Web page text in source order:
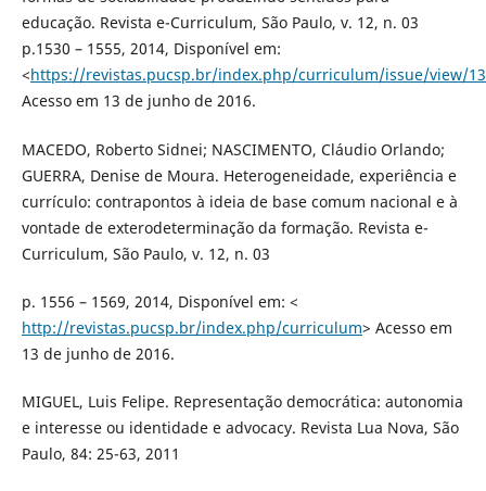
educação. Revista e-Curriculum, São Paulo, v. 12, n. 03
p.1530 – 1555, 2014, Disponível em:
<https://revistas.pucsp.br/index.php/curriculum/issue/view/
Acesso em 13 de junho de 2016.
MACEDO, Roberto Sidnei; NASCIMENTO, Cláudio Orlando;
GUERRA, Denise de Moura. Heterogeneidade, experiência e
currículo: contrapontos à ideia de base comum nacional e à
vontade de exterodeterminação da formação. Revista e-
Curriculum, São Paulo, v. 12, n. 03
p. 1556 – 1569, 2014, Disponível em: <
http://revistas.pucsp.br/index.php/curriculum> Acesso em
13 de junho de 2016.
MIGUEL, Luis Felipe. Representação democrática: autonomia
e interesse ou identidade e advocacy. Revista Lua Nova, São
Paulo, 84: 25-63, 2011